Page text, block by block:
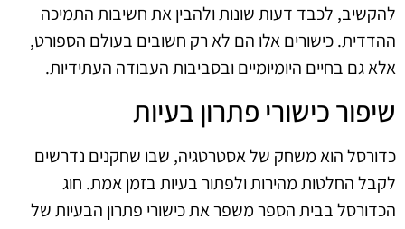
להקשיב, לכבד דעות שונות ולהבין את חשיבות התמיכה
ההדדית. כישורים אלו הם לא רק חשובים בעולם הספורט,
אלא גם בחיים היומיומיים ובסביבות העבודה העתידיות.
שיפור כישורי פתרון בעיות
כדורסל הוא משחק של אסטרטגיה, שבו שחקנים נדרשים
לקבל החלטות מהירות ולפתור בעיות בזמן אמת. חוג
הכדורסל בבית הספר משפר את כישורי פתרון הבעיות של